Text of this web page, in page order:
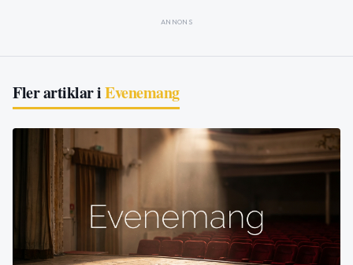
ANNONS
Fler artiklar iEvenemang